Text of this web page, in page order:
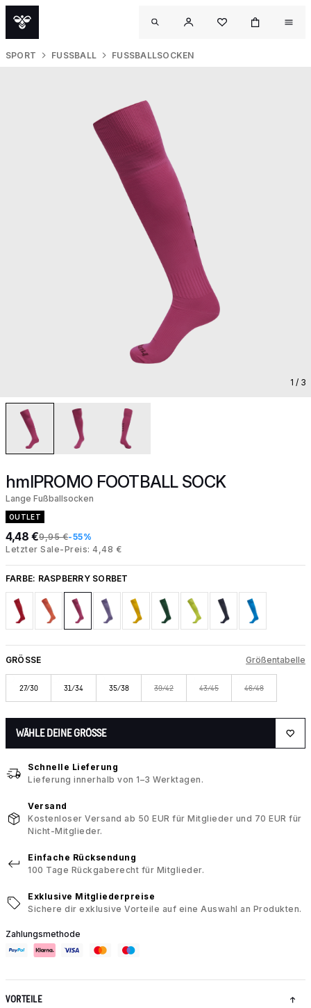
SPORT FUSSBALL FUSSBALLSOCKEN
1 / 3
hmlPROMO FOOTBALL SOCK
Lange Fußballsocken
OUTLET
4,48 €9,95 €-55%
Letzter Sale-Preis: 4,48 €
FARBE: RASPBERRY SORBET
GRÖSSE Größentabelle
27/30 31/34 35/38 39/42 43/45 46/48
WÄHLE DEINE GRÖSSE
Schnelle Lieferung
Lieferung innerhalb von 1–3 Werktagen.
Versand
Kostenloser Versand ab 50 EUR für Mitglieder und 70 EUR für
Nicht-Mitglieder.
Einfache Rücksendung
100 Tage Rückgaberecht für Mitglieder.
Exklusive Mitgliederpreise
Sichere dir exklusive Vorteile auf eine Auswahl an Produkten.
Zahlungsmethode
VORTEILE